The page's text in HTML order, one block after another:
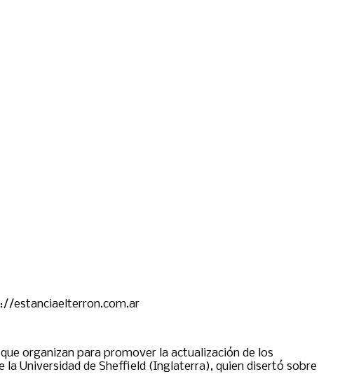
estanciaelterron.com.ar
organizan para promover la actualización de los
la Universidad de Sheffield (Inglaterra), quien disertó sobre